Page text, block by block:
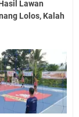
Lawan
Lolos, Kalah